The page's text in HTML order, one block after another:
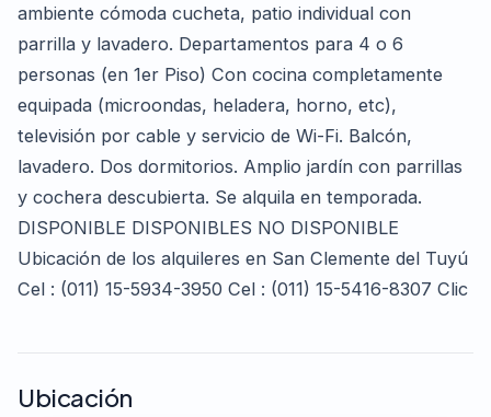
ambiente cómoda cucheta, patio individual con
parrilla y lavadero. Departamentos para 4 o 6
personas (en 1er Piso) Con cocina completamente
equipada (microondas, heladera, horno, etc),
televisión por cable y servicio de Wi-Fi. Balcón,
lavadero. Dos dormitorios. Amplio jardín con parrillas
y cochera descubierta. Se alquila en temporada.
DISPONIBLE DISPONIBLES NO DISPONIBLE
Ubicación de los alquileres en San Clemente del Tuyú
Cel : (011) 15-5934-3950 Cel : (011) 15-5416-8307 Clic
Ubicación